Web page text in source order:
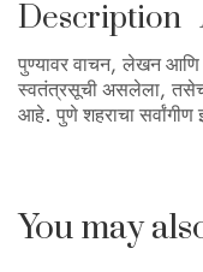
Description
पुण्यावर वाचन, लेखन आणि
स्वतंत्रसूची असलेला, तसेच
आहे. पुणे शहराचा सर्वांगीण
You may